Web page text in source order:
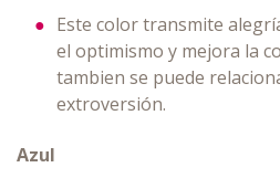
Este color transmite
el optimismo y mejora la
tambien se puede
extroversión.
Azul